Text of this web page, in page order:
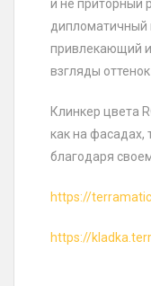
и не приторный
дипломатичный
привлекающий
взгляды
Клинкер цвета
как на фасадах,
благодаря
https://
https://